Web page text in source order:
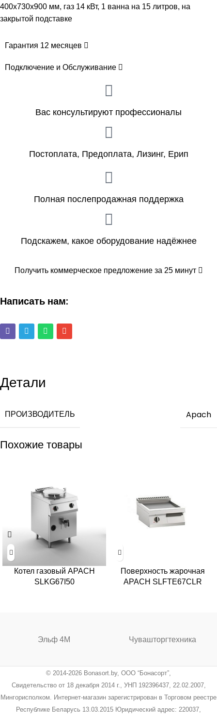
400х730х900 мм, газ 14 кВт, 1 ванна на 15 литров, на
закрытой подставке
Гарантия 12 месяцев
Подключение и Обслуживание
Вас консультируют профессионалы
Постоплата, Предоплата, Лизинг, Ерип
Полная послепродажная поддержка
Подскажем, какое оборудование надёжнее
Получить коммерческое предложение за 25 минут
Написать нам:
Детали
ПРОИЗВОДИТЕЛЬ Apach
Похожие товары
Котел газовый APACH
SLKG67I50
Поверхность жарочная
APACH SLFTE67CLR
Эльф 4М Чувашторгтехника
© 2014-2026 Bonasort.by, ООО “Бонасорт”,
Свидетельство от 18 декабря 2014 г., УНП 192396437, 22.02.2007,
Мингорисполком. Интернет-магазин зарегистрирован в Торговом реестре
Республике Беларусь 13.03.2015 Юридический адрес: 220037,